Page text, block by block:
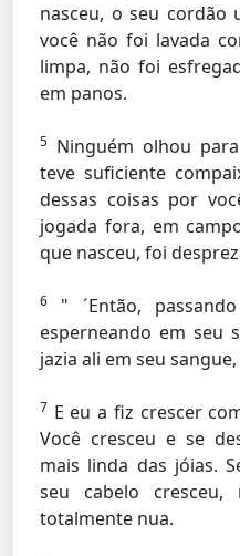
nasceu, o seu cordão
você não foi lavada
limpa, não foi
em panos.
5 Ninguém olhou
teve suficiente
dessas coisas por
jogada fora, em
que nasceu, foi
6
" ´Então,
esperneando em seu
jazia ali em seu
7 E eu a fiz crescer
Você cresceu e se
mais linda das jóias.
seu cabelo cresceu,
totalmente nua.